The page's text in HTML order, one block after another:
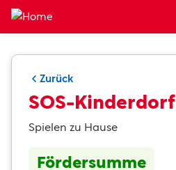
Zum Hauptinhalt springen
Zurück
SOS-Kinderdorf
Spielen zu Hause
Fördersumme